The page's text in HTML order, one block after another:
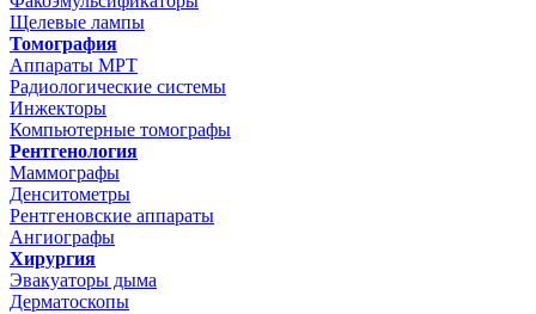
Щелевые лампы
Томография
Аппараты МРТ
Радиологические системы
Инжекторы
Компьютерные томографы
Рентгенология
Маммографы
Денситометры
Рентгеновские аппараты
Ангиографы
Хирургия
Эвакуаторы дыма
Дерматоскопы